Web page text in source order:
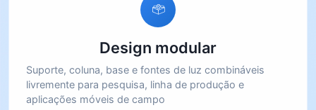
Design modular
Suporte, coluna, base e fontes de luz combináveis
livremente para pesquisa, linha de produção e
aplicações móveis de campo